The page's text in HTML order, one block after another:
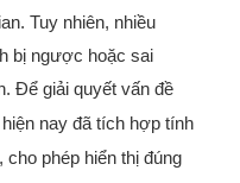
Tuy nhiên, nhiều
bị ngược hoặc sai
Để giải quyết vấn đề
hiện nay đã tích hợp tính
, cho phép hiển thị đúng